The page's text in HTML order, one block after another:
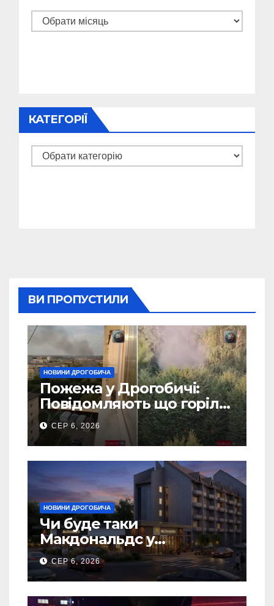
Архіви
КАТЕГОРІЇ
Категорії
ВИ ПРОПУСТИЛИ
НОВИНИ ДРОГОБИЧА
Пожежа у Дрогобичі:
Повідомляють що горіло
5 гаражів (Відео)
СЕР 6, 2026
НОВИНИ ДРОГОБИЧА
Чи буде таки
Макдональдс у
Дрогобичі? (Фото)
СЕР 6, 2026